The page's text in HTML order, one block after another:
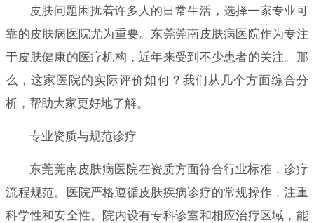
皮肤问题困扰着许多人的日常生活，选择一家专业可
靠的皮肤病医院尤为重要。东莞莞南皮肤病医院作为专注
于皮肤健康的医疗机构，近年来受到不少患者的关注。那
么，这家医院的实际评价如何？我们从几个方面综合分
析，帮助大家更好地了解。
专业资质与规范诊疗
东莞莞南皮肤病医院在资质方面符合行业标准，诊疗
流程规范。医院严格遵循皮肤疾病诊疗的常规操作，注重
科学性和安全性。院内设有专科诊室和相应治疗区域，能